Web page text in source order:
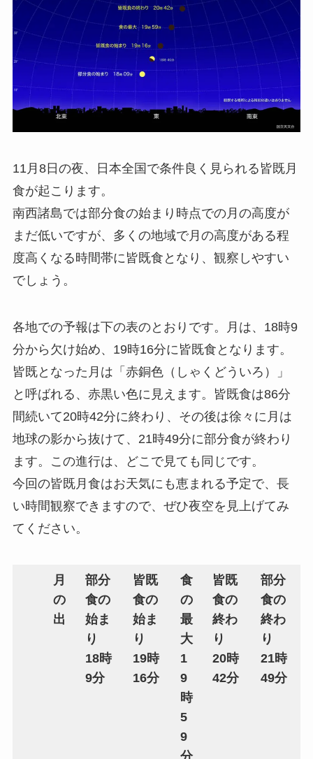
11月8日の夜、日本全国で条件良く見られる皆既月
食が起こります。
南西諸島では部分食の始まり時点での月の高度が
まだ低いですが、多くの地域で月の高度がある程
度高くなる時間帯に皆既食となり、観察しやすい
でしょう。
各地での予報は下の表のとおりです。月は、18時9
分から欠け始め、19時16分に皆既食となります。
皆既となった月は「赤銅色（しゃくどういろ）」
と呼ばれる、赤黒い色に見えます。皆既食は86分
間続いて20時42分に終わり、その後は徐々に月は
地球の影から抜けて、21時49分に部分食が終わり
ます。この進行は、どこで見ても同じです。
今回の皆既月食はお天気にも恵まれる予定で、長
い時間観察できますので、ぜひ夜空を見上げてみ
てください。
月
の
出
部分
食の
始ま
り
18時
9分
皆既
食の
始ま
り
19時
16分
食
の
最
大
1
9
時
5
9
皆既
食の
終わ
り
20時
42分
部分
食の
終わ
り
21時
49分